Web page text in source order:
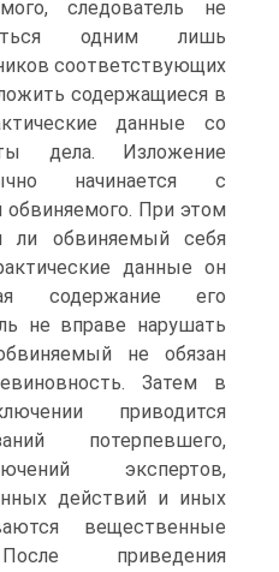
следователь не
одним лишь
соответствующих
содержащиеся в
данные со
дела. Изложение
начинается с
обвиняемого. При этом
ли обвиняемый себя
данные он
содержание его
не вправе нарушать
не обязан
Затем в
приводится
потерпевшего,
экспертов,
действий и иных
вещественные
приведения